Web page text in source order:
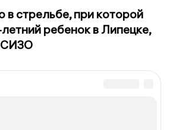
в стрельбе, при которой
ребенок в Липецке,
СИЗО